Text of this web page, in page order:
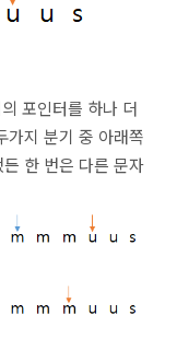
포인터를 하나 더
가지 분기 중 아래쪽
한 번은 다른 문자